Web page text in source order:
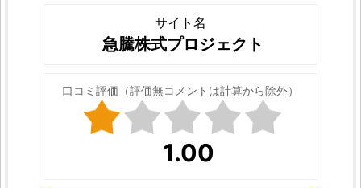
サイト名
急騰株式プロジェクト
口コミ評価（評価無コメントは計算から除外）
1.00